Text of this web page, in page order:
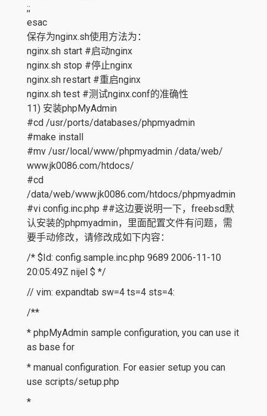
;;
esac
保存为nginx.sh使用方法为：
nginx.sh start #启动nginx
nginx.sh stop #停止nginx
nginx.sh restart #重启nginx
nginx.sh test #测试nginx.conf的准确性
11) 安装phpMyAdmin
#cd /usr/ports/databases/phpmyadmin
#make install
#mv /usr/local/www/phpmyadmin /data/web/
www.jk0086.com/htdocs/
#cd
/data/web/www.jk0086.com/htdocs/phpmyadmin
#vi config.inc.php ##这边要说明一下，freebsd默
认安装的phpmyadmin，里面配置文件有问题，需
要手动修改，请修改成如下内容：
/* $Id: config.sample.inc.php 9689 2006-11-10
20:05:49Z nijel $ */
// vim: expandtab sw=4 ts=4 sts=4:
/**
* phpMyAdmin sample configuration, you can use it
as base for
* manual configuration. For easier setup you can
use scripts/setup.php
*